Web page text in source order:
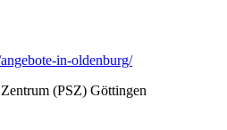
in-oldenburg/
(PSZ) Göttingen